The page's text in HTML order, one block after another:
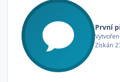
První
Získán